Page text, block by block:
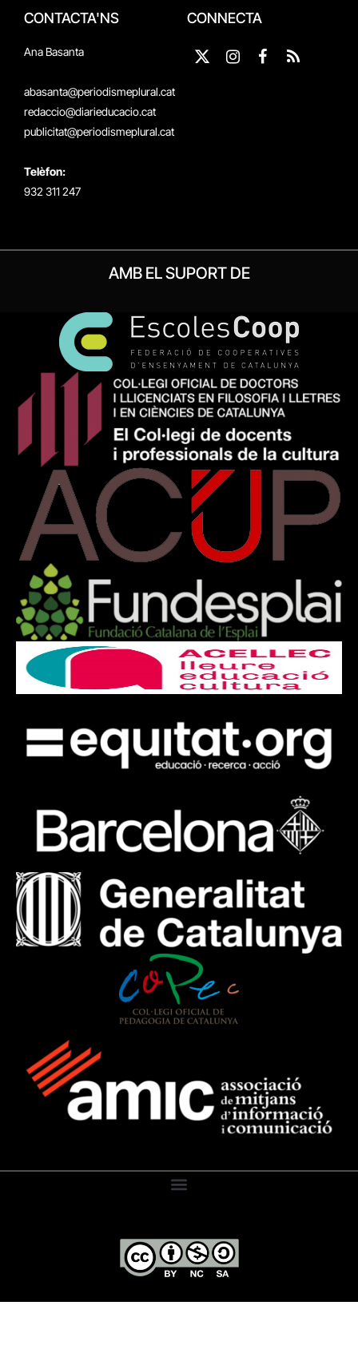
CONTACTA'NS
Ana Basanta
abasanta@periodismeplural.cat
redaccio@diarieducacio.cat
publicitat@periodismeplural.cat
Telèfon:
932 311 247
CONNECTA
X
Instagram
Facebook
RSS
AMB EL SUPORT DE